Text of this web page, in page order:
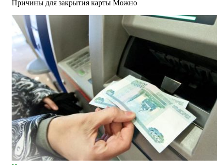
Причины для закрытия карты Можно